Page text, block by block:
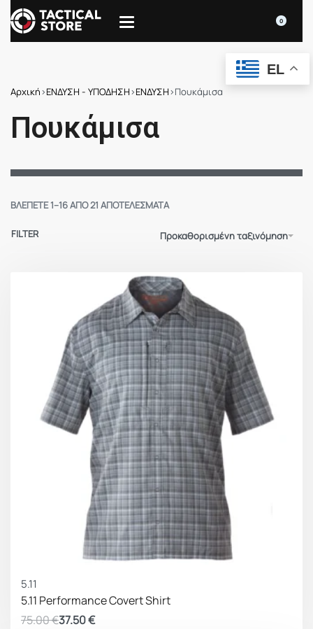
0
Αρχική›ΕΝΔΥΣΗ - ΥΠΟΔΗΣΗ›ΕΝΔΥΣΗ›Πουκάμισα
Πουκάμισα
ΒΛΈΠΕΤΕ 1–16 ΑΠΌ 21 ΑΠΟΤΕΛΈΣΜΑΤΑ
Προκαθορισμένη ταξινόμηση
FILTER
5.11
5.11 Performance Covert Shirt
75.00€37.50€
EL